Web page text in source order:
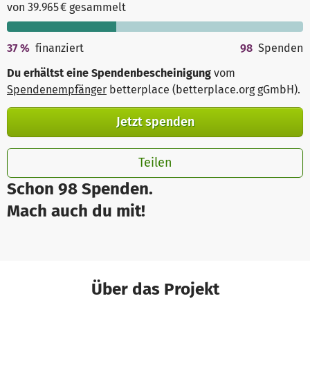
Schon 98 Spenden.
Mach auch du mit!
von 39.965 € gesammelt
37% finanziert 98 Spenden
Du erhältst eine Spendenbescheinigung vom
Spendenempfänger betterplace (betterplace.org gGmbH).
Jetzt spenden
Teilen
Über das Projekt